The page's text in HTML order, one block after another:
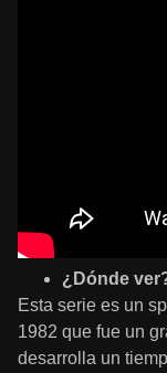
¿Dónde
Esta serie es un
1982 que fue un
desarrolla un